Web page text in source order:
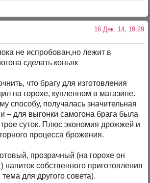
16 Дек. 14, 19:29
не испробован,но лежит в
сделать коньяк
что брагу для изготовления
на горохе, купленном в магазине.
способу, получалась значительная
– для выгонки самогона брага была
трое суток. Плюс экономия дрожжей и
процесса брожения.
прозрачный (на горохе он
напиток собственного приготовления
для другого совета).